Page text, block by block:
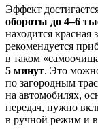
Эффект
обороты до 4–6
находится красная
рекомендуется
в таком
5 минут. Это
по загородным
на автомобилях,
передач, нужно
в ручной режим и